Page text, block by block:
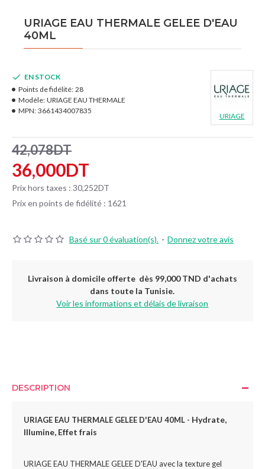
URIAGE EAU THERMALE GELEE D'EAU
40ML
Basé sur 0 évaluation(s). - Donnez votre avis
36,000DT
42,078DT
Prix hors taxes : 30,252DT
Prix en points de fidélité : 1621
EN STOCK
Points de fidélité: 28
Modèle: URIAGE EAU THERMALE
MPN: 3661434007835
URIAGE
Livraison à domicile offerte dès 99,000 TND d'achats
dans toute la Tunisie.
Voir les informations et délais de livraison
DESCRIPTION
URIAGE EAU THERMALE GELEE D'EAU 40ML - Hydrate,
Illumine, Effet frais
URIAGE EAU THERMALE GELEE D'EAU avec la texture gel